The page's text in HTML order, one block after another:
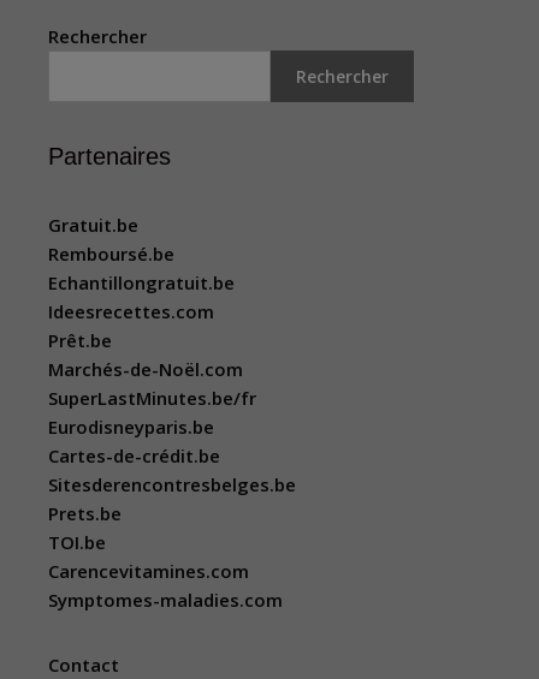
Rechercher
Rechercher
Partenaires
Gratuit.be
Remboursé.be
Echantillongratuit.be
Ideesrecettes.com
Prêt.be
Marchés-de-Noël.com
SuperLastMinutes.be/fr
Eurodisneyparis.be
Cartes-de-crédit.be
Sitesderencontresbelges.be
Prets.be
TOI.be
Carencevitamines.com
Symptomes-maladies.com
Contact